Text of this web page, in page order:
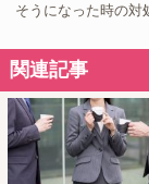
そうになった時の対
関連記事